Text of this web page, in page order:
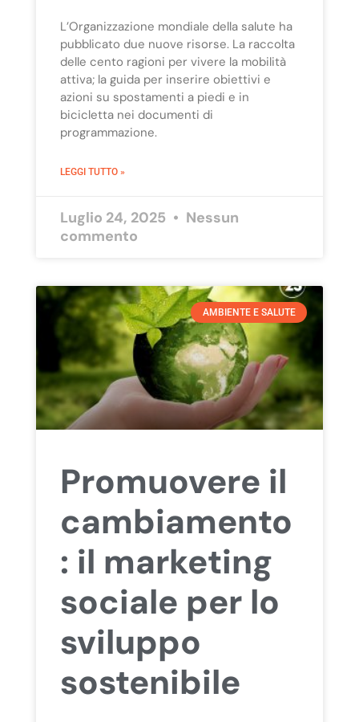
L’Organizzazione mondiale della salute ha
pubblicato due nuove risorse. La raccolta
delle cento ragioni per vivere la mobilità
attiva; la guida per inserire obiettivi e
azioni su spostamenti a piedi e in
bicicletta nei documenti di
programmazione.
LEGGI TUTTO »
Luglio 24, 2025
Nessun
commento
AMBIENTE E SALUTE
Promuovere il
cambiamento
: il marketing
sociale per lo
sviluppo
sostenibile